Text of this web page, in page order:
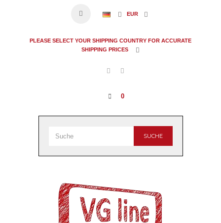
EUR
PLEASE SELECT YOUR SHIPPING COUNTRY FOR ACCURATE
SHIPPING PRICES
0
SUCHE